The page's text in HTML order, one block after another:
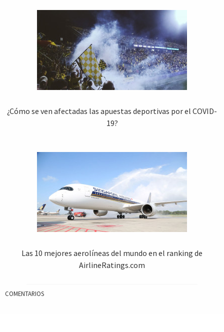
¿Cómo se ven afectadas las apuestas deportivas por el COVID-
19?
Las 10 mejores aerolíneas del mundo en el ranking de
AirlineRatings.com
COMENTARIOS